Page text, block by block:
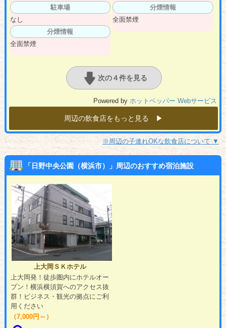
駐車場
なし
分煙情報
全面禁煙
分煙情報
全面禁煙
次の４件を見る
Powered by ホットペッパー Webサービス
周辺の飲食店をもっと見る ▶︎
※周辺の子連れOKな飲食店について ▼
「日野中央公園（横浜市）」周辺のおすすめ宿泊施設
上大岡ＳＫホテル
上大岡発！徒歩圏内にホテルオー
プン！横浜横須賀へのアクセス抜
群！ビジネス・観光の拠点にご利
用ください
（7,000円～）